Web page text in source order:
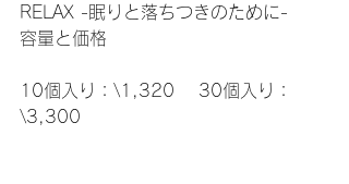
RELAX -眠りと落ちつきのために-
容量と価格
10個入り：\1,320 　30個入り：
\3,300